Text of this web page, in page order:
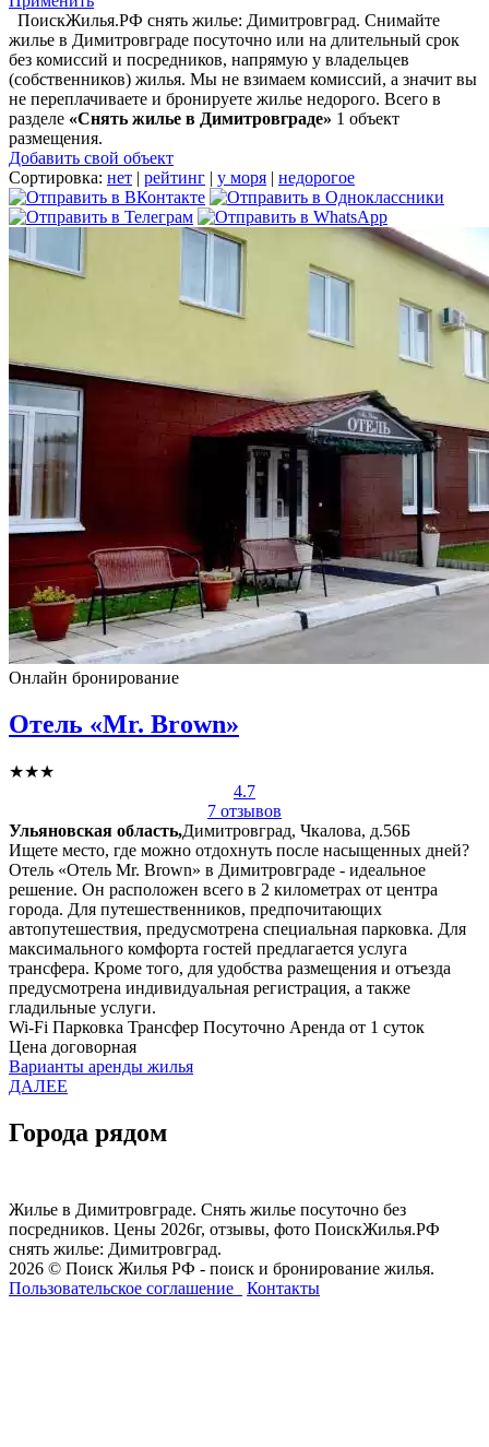
ПоискЖилья.РФ снять жилье: Димитровград. Снимайте
жилье в Димитровграде посуточно или на длительный срок
без комиссий и посредников, напрямую у владельцев
(собственников) жилья. Мы не взимаем комиссий, а значит вы
не переплачиваете и бронируете жилье недорого. Всего в
разделе «Снять жилье в Димитровграде» 1 объект
размещения.
Добавить свой объект
Сортировка: нет | рейтинг | у моря | недорогое
Онлайн бронирование
Отель «Mr. Brown»
★★★
4.7
7 отзывов
Ульяновская область,Димитровград, Чкалова, д.56Б
Ищете место, где можно отдохнуть после насыщенных дней?
Отель «Отель Mr. Brown» в Димитровграде - идеальное
решение. Он расположен всего в 2 километрах от центра
города. Для путешественников, предпочитающих
автопутешествия, предусмотрена специальная парковка. Для
максимального комфорта гостей предлагается услуга
трансфера. Кроме того, для удобства размещения и отъезда
предусмотрена индивидуальная регистрация, а также
гладильные услуги.
Wi-Fi Парковка Трансфер Посуточно Аренда от 1 суток
Цена договорная
Варианты аренды жилья
ДАЛЕЕ
Города рядом
Жилье в Димитровграде. Снять жилье посуточно без
посредников. Цены 2026г, отзывы, фото ПоискЖилья.РФ
снять жилье: Димитровград.
2026 © Поиск Жилья РФ - поиск и бронирование жилья.
Пользовательское соглашение
Контакты